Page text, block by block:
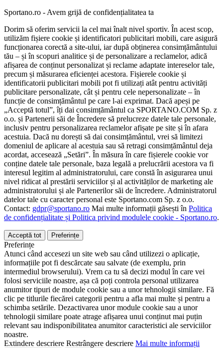
Sportano.ro - Avem grijă de confidențialitatea ta
Dorim să oferim servicii la cel mai înalt nivel sportiv. În acest scop,
utilizăm fișiere cookie și identificatori publicitari mobili, care asigură
funcționarea corectă a site-ului, iar după obținerea consimțământului
tău – și în scopuri analitice și de personalizare a reclamelor, adică
afișarea de conținut personalizat și reclame adaptate intereselor tale,
precum și măsurarea eficienței acestora. Fișierele cookie și
identificatorii publicitari mobili pot fi utilizați atât pentru activități
publicitare personalizate, cât și pentru cele nepersonalizate – în
funcție de consimțământul pe care l-ai exprimat. Dacă apeși pe
„Acceptă totul”, îți dai consimțământul ca SPORTANO.COM Sp. z
o.o. și Partenerii săi de Încredere să prelucreze datele tale personale,
inclusiv pentru personalizarea reclamelor afișate pe site și în afara
acestuia. Dacă nu dorești să dai consimțământul, vrei să limitezi
domeniul de aplicare al acestuia sau să retragi consimțământul deja
acordat, accesează „Setări”. În măsura în care fișierele cookie vor
conține datele tale personale, baza legală a prelucrării acestora va fi
interesul legitim al administratorului, care constă în asigurarea unui
nivel ridicat al prestării serviciilor și al activităților de marketing ale
administratorului și ale Partenerilor săi de încredere. Administratorul
datelor tale cu caracter personal este Sportano.com Sp. z o.o.
Contact: gdpr@sportano.ro Mai multe informații găsești în Politica
de confidențialitate și Politica privind modulele cookie - Sportano.ro.
Acceptă tot Preferințe
Preferințe
Atunci când accesezi un site web sau când utilizezi o aplicație,
informațiile pot fi descărcate sau salvate (de exemplu, prin
intermediul browserului). Vrem ca tu să decizi modul în care vei
folosi serviciile noastre, așa că poți controla personal utilizarea
anumitor tipuri de module cookie sau a unor tehnologii similare. Fă
clic pe titlurile fiecărei categorii pentru a afla mai multe și pentru a
schimba setările. Dezactivarea unor module cookie sau a unor
tehnologii similare poate atrage afișarea unui conținut mai puțin
relevant sau indisponibilitatea anumitor caracteristici ale serviciilor
noastre.
Extindere descriere Restrângere descriere Mai multe informații